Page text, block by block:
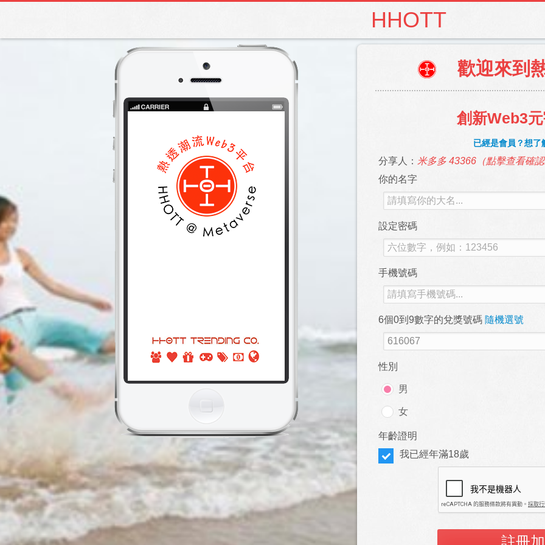
HHOTT
歡迎來到
創新Web3
已經是會員？想
分享人： 米多多 43366（點擊查看確
你的名字
設定密碼
手機號碼
6個0到9數字的兌獎號碼 隨機選號
性別
男
女
年齡證明
我已經年滿18歲
註冊